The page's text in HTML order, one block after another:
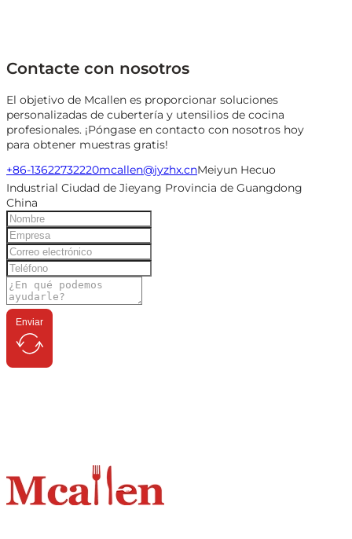
Contacte con nosotros
El objetivo de Mcallen es proporcionar soluciones
personalizadas de cubertería y utensilios de cocina
profesionales. ¡Póngase en contacto con nosotros hoy
para obtener muestras gratis!
+86-13622732220mcallen@jyzhx.cnMeiyun Hecuo
Industrial Ciudad de Jieyang Provincia de Guangdong
China
Enviar